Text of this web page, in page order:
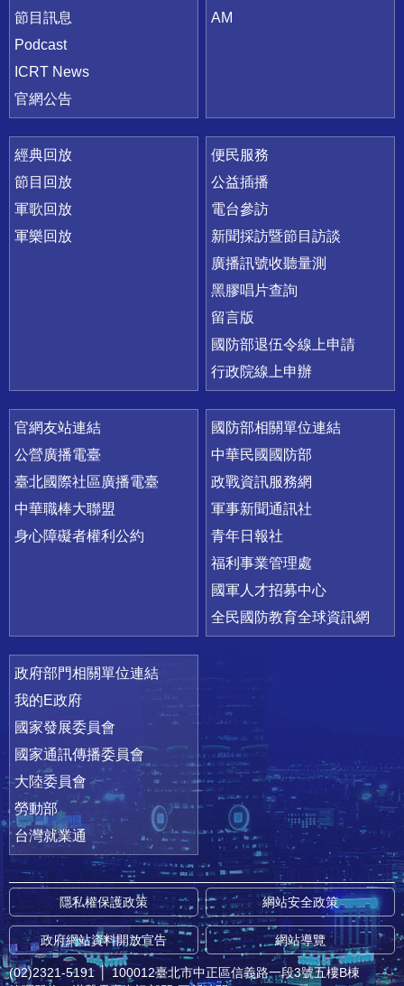
節目訊息
Podcast
ICRT News
官網公告
AM
經典回放
節目回放
軍歌回放
軍樂回放
便民服務
公益插播
電台參訪
新聞採訪暨節目訪談
廣播訊號收聽量測
黑膠唱片查詢
留言版
國防部退伍令線上申請
行政院線上申辦
官網友站連結
公營廣播電臺
臺北國際社區廣播電臺
中華職棒大聯盟
身心障礙者權利公約
國防部相關單位連結
中華民國國防部
政戰資訊服務網
軍事新聞通訊社
青年日報社
福利事業管理處
國軍人才招募中心
全民國防教育全球資訊網
政府部門相關單位連結
我的E政府
國家發展委員會
國家通訊傳播委員會
大陸委員會
勞動部
台灣就業通
隱私權保護政策 網站安全政策
政府網站資料開放宣告 網站導覽
(02)2321-5191 │ 100012臺北市中正區信義路一段3號五樓B棟